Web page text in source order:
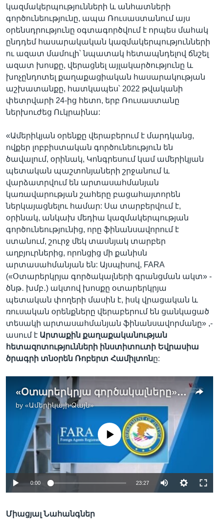
կազմակերպությունների և անհատների
գործունեությունը, ապա Ռուսաստանում այս
օրենսդրությունը օգտագործվում է որպես մահակ
ընդդեմ հասարակական կազմակերպությունների
ու ազատ մամուլի՝ նպատակ հետապնդելով ճնշել
ազատ խոսքը, վերացնել այլակարծությունը և
խոչընդոտել քաղաքացիական հասարակության
աշխատանքը, հատկապես՝ 2022 թվականի
փետրվարի 24-ից հետո, երբ Ռուսաստանը
ներխուժեց Ուկրաինա:
«Ամերիկյան օրենքը վերաբերում է մարդկանց,
ովքեր լոբբիստական գործունեություն են
ծավալում, օրինակ, Կոնգրեսում կամ ամերիկյան
պետական պաշտոնյաների շրջանում և
վարձատրվում են արտասահմանյան
կառավարության շահերը բացահայտորեն
ներկայացնելու համար: Սա տարբերվում է,
օրինակ, անկախ մեդիա կազմակերպության
գործունեությունից, որը ֆինանսավորում է
ստանում, շուրջ մեկ տասնյակ տարբեր
աղբյուրներից, որոնցից մի քանիսն
արտասահմանյան են: Այսպիսով, FARA
(«Օտարերկրյա գործակալների գրանցման ակտ» -
ծնթ․ խմբ․) ակտով խոսքը օտարերկրյա
պետական փողերի մասին է, իսկ վրացական և
ռուսական օրենքները վերաբերում են ցանկացած
տեսակի արտասահմանյան ֆինանսավորմանը» ,-
ասում է Արտաքին քաղաքականության
հետազոտությունների ինստիտուտի Եվրասիա
ծրագրի տնօրեն Ռոբերտ Համիլտոնը:
«Օտարերկրյա գործակալները»` տարբեր երկրներում. ՏԵՂորոշում
by «Ամերիկայի Ձայն»
No media source currently available
0:00 23:27
Միացյալ Նահանգներ